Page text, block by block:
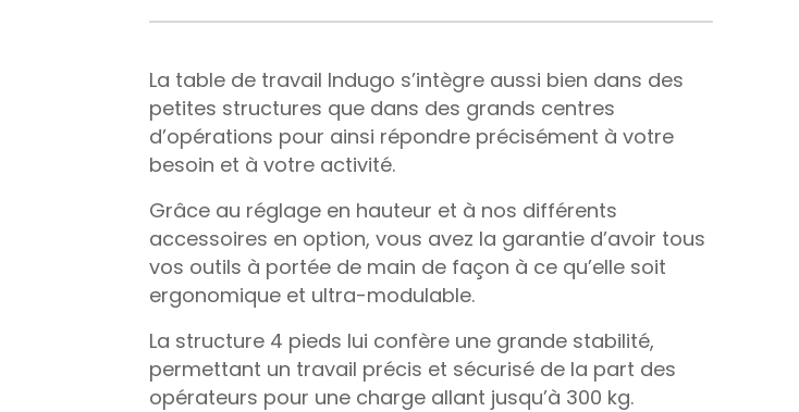
La table de travail Indugo s’intègre aussi bien dans des
petites structures que dans des grands centres
d’opérations pour ainsi répondre précisément à votre
besoin et à votre activité.
Grâce au réglage en hauteur et à nos différents
accessoires en option, vous avez la garantie d’avoir tous
vos outils à portée de main de façon à ce qu’elle soit
ergonomique et ultra-modulable.
La structure 4 pieds lui confère une grande stabilité,
permettant un travail précis et sécurisé de la part des
opérateurs pour une charge allant jusqu’à 300 kg.